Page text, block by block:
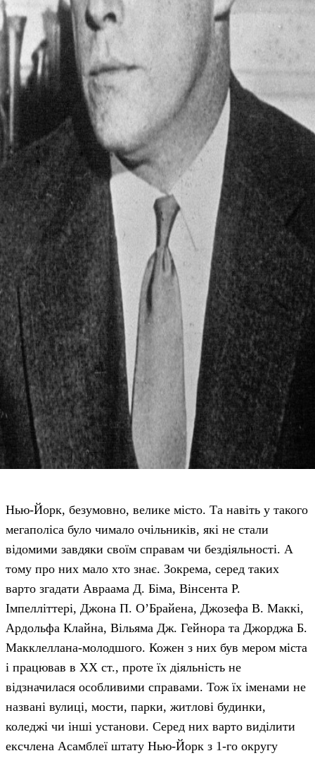
Нью-Йорк, безумовно, велике місто. Та навіть у такого
мегаполіса було чимало очільників, які не стали
відомими завдяки своїм справам чи бездіяльності. А
тому про них мало хто знає. Зокрема, серед таких
варто згадати Авраама Д. Біма, Вінсента Р.
Імпелліттері, Джона П. О’Брайена, Джозефа В. Маккі,
Ардольфа Клайна, Вільяма Дж. Гейнора та Джорджа Б.
Макклеллана-молодшого. Кожен з них був мером міста
і працював в ХХ ст., проте їх діяльність не
відзначилася особливими справами. Тож їх іменами не
названі вулиці, мости, парки, житлові будинки,
коледжі чи інші установи. Серед них варто виділити
ексчлена Асамблеї штату Нью-Йорк з 1-го округу